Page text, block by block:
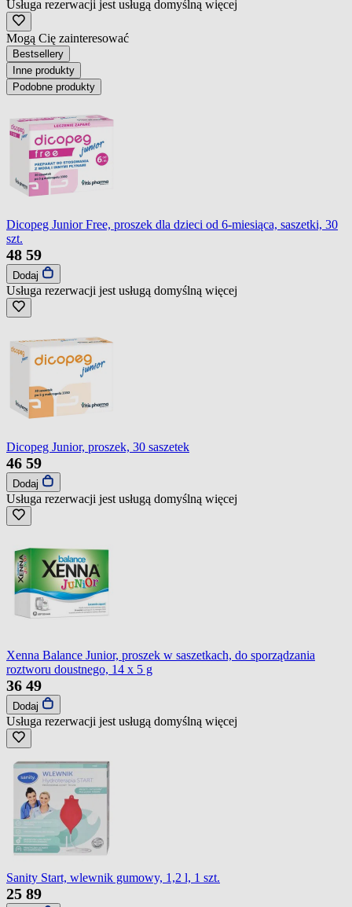
Usługa rezerwacji jest usługą domyślną więcej
Mogą Cię zainteresować
Bestsellery
Inne produkty
Podobne produkty
Dicopeg Junior Free, proszek dla dzieci od 6-miesiąca, saszetki, 30
szt.
48 59
Dodaj
Usługa rezerwacji jest usługą domyślną więcej
Dicopeg Junior, proszek, 30 saszetek
46 59
Dodaj
Usługa rezerwacji jest usługą domyślną więcej
Xenna Balance Junior, proszek w saszetkach, do sporządzania
roztworu doustnego, 14 x 5 g
36 49
Dodaj
Usługa rezerwacji jest usługą domyślną więcej
Sanity Start, wlewnik gumowy, 1,2 l, 1 szt.
25 89